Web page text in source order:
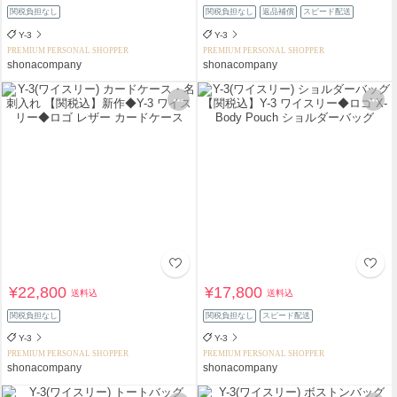
関税負担なし
Y-3
PREMIUM PERSONAL SHOPPER
shonacompany
関税負担なし 返品補償 スピード配送
Y-3
PREMIUM PERSONAL SHOPPER
shonacompany
¥22,800送料込
関税負担なし
Y-3
PREMIUM PERSONAL SHOPPER
shonacompany
¥17,800送料込
関税負担なし スピード配送
Y-3
PREMIUM PERSONAL SHOPPER
shonacompany